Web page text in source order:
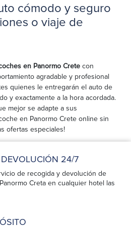
cómodo y seguro
o viaje de
en Panormo Crete con
agradable y profesional
quienes le entregarán el auto de
y exactamente a la hora acordada.
mejor se adapte a sus
en Panormo Crete online sin
ofertas especiales!
24/7
de recogida y devolución de
Creta en cualquier hotel las